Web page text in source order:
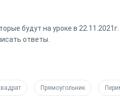
будут на уроке в
ответы.
Прямоугольник